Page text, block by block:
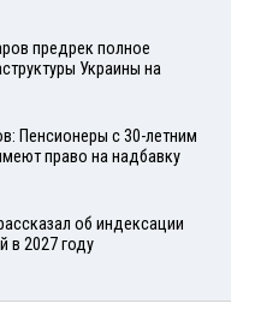
предрек полное
Украины на
Пенсионеры с 30-летним
право на надбавку
об индексации
в 2027 году